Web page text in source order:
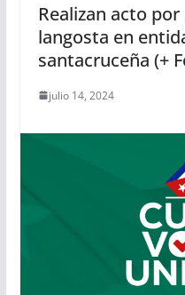
Realizan acto
langosta en
santacruceña (+
julio 14, 2024